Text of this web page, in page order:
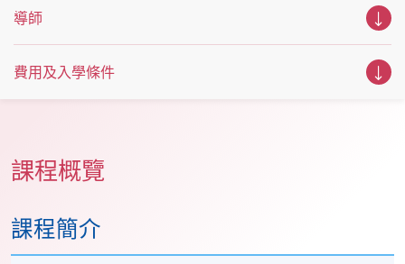
導師
費用及入學條件
課程概覽
課程簡介